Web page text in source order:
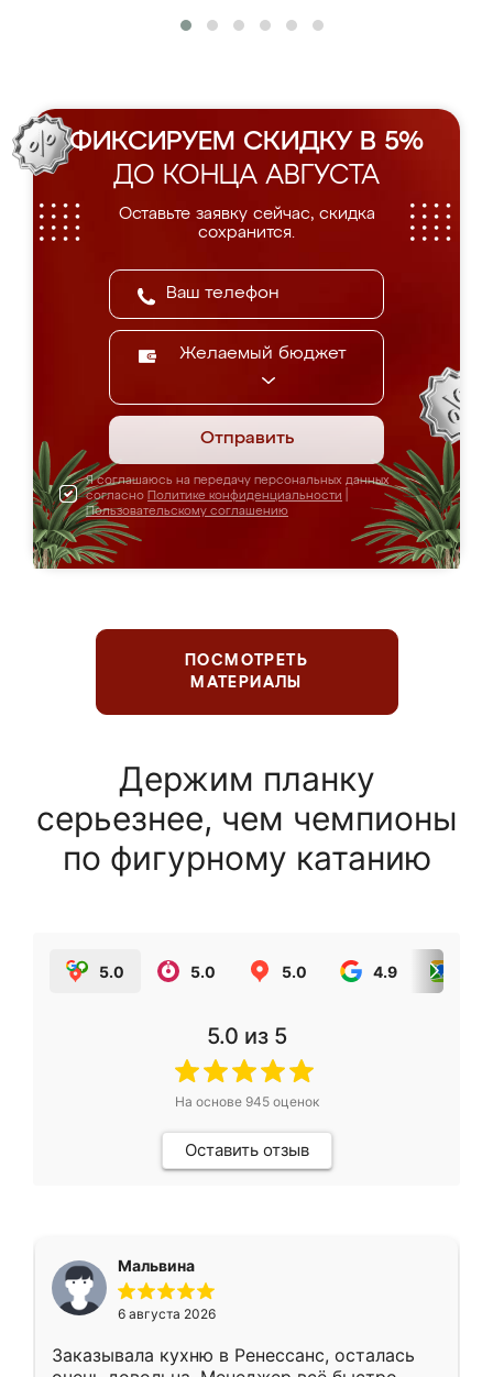
ФИКСИРУЕМ СКИДКУ В 5%
ДО КОНЦА АВГУСТА
Оставьте заявку сейчас, скидка
сохранится.
Желаемый бюджет
Отправить
Я соглашаюсь на передачу персональных данных
согласно Политике конфиденциальности
Пользовательскому соглашению
ПОСМОТРЕТЬ
МАТЕРИАЛЫ
Держим планку
серьезнее, чем чемпионы
по фигурному катанию
5.0 5.0 5.0 4.9
5.0 из 5
На основе 945оценок
Оставить отзыв
Мальвина
6 августа 2026
Заказывала кухню в Ренессанс, осталась